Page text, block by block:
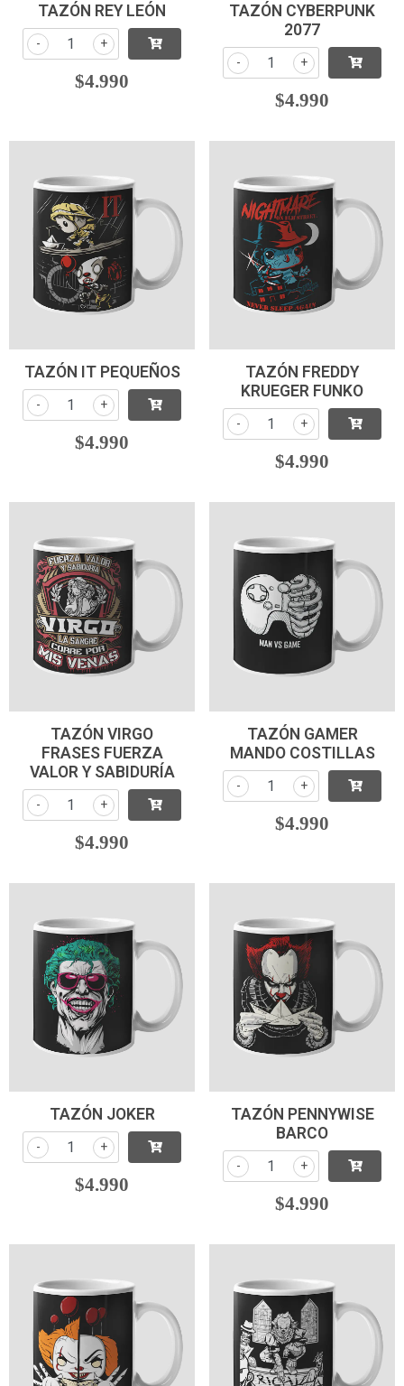
TAZÓN REY LEÓN
+
-
$4.990
TAZÓN CYBERPUNK
2077
+
-
$4.990
TAZÓN IT PEQUEÑOS
+
-
$4.990
TAZÓN FREDDY
KRUEGER FUNKO
+
-
$4.990
TAZÓN VIRGO
FRASES FUERZA
VALOR Y SABIDURÍA
+
-
$4.990
TAZÓN GAMER
MANDO COSTILLAS
+
-
$4.990
TAZÓN JOKER
+
-
$4.990
TAZÓN PENNYWISE
BARCO
+
-
$4.990